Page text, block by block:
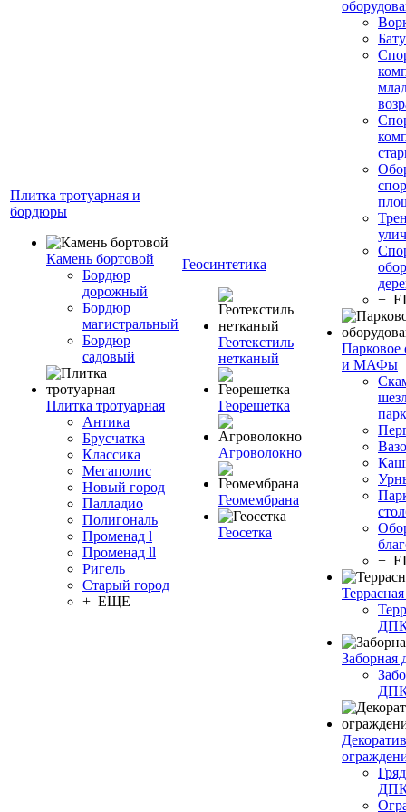
Плитка тротуарная и
бордюры
Камень бортовой
Бордюр
дорожный
Бордюр
магистральный
Бордюр
садовый
Плитка тротуарная
Антика
Брусчатка
Классика
Мегаполис
Новый город
Палладио
Полигональ
Променад l
Променад ll
Ригель
Старый город
+ ЕЩЕ
Геосинтетика
Геотекстиль
нетканый
Георешетка
Агроволокно
Геомембрана
Геосетка
+
Парковое
и МАФы
+
Заборная